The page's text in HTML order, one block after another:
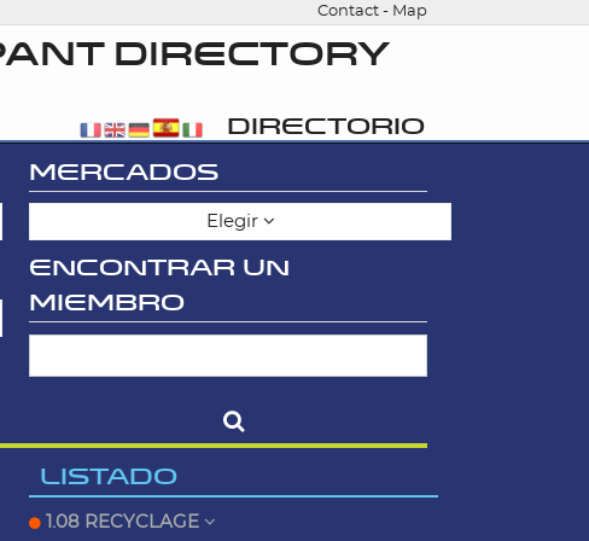
Contact- Map
DIRECTORY
DIRECTORIO
MERCADOS
Elegir
ENCONTRAR UN
MIEMBRO
LISTADO
1.08 RECYCLAGE